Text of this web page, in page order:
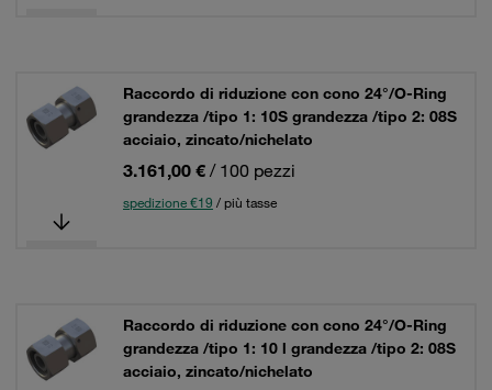
Raccordo di riduzione con cono 24°/O-Ring
grandezza /tipo 1: 10S grandezza /tipo 2: 08S
acciaio, zincato/nichelato
3.161,00 € / 100 pezzi
spedizione €19 / più tasse
Raccordo di riduzione con cono 24°/O-Ring
grandezza /tipo 1: 10 l grandezza /tipo 2: 08S
acciaio, zincato/nichelato